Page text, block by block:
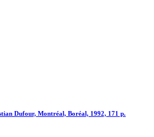
Dufour, Montréal, Boréal, 1992, 171 p.